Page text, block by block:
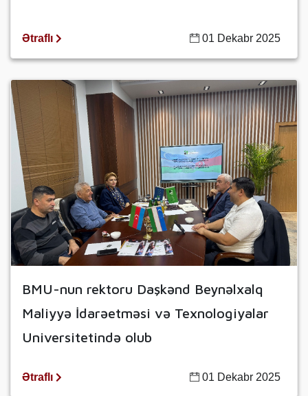
Ətraflı 01 Dekabr 2025
BMU-nun rektoru Daşkənd Beynəlxalq
Maliyyə İdarəetməsi və Texnologiyalar
Universitetində olub
Ətraflı 01 Dekabr 2025